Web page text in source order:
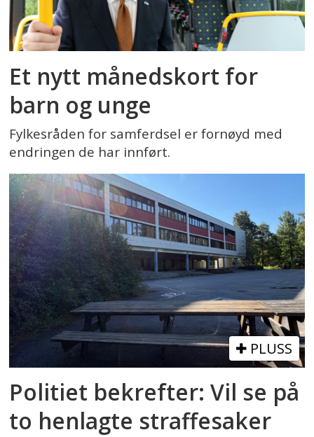
Et nytt månedskort for
barn og unge
Fylkesråden for samferdsel er fornøyd med
endringen de har innført.
PLUSS
Politiet bekrefter: Vil se på
to henlagte straffesaker